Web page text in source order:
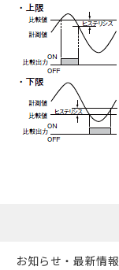
お知らせ・最新情報